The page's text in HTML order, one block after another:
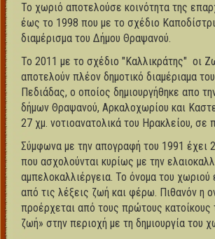
Το χωριό αποτελούσε κοινότητα της
έως το 1998 που με το σχέδιο
διαμέρισμα του Δήμου Θραψανού.
Το 2011 με το σχέδιο "Καλλικράτης" οι
αποτελούν πλέον δημοτικό διαμέριαμα
Πεδιάδας, ο οποίος δημιουργήθηκε απο
δήμων Θραψανού, Αρκαλοχωρίου και
27 χμ. νοτιοανατολικά του Ηρακλείου, σε
Σύμφωνα με την απογραφή του 1991 έχει
που ασχολούνται κυρίως με την
αμπελοκαλλιέργεια. Το όνομα του χωριού
από τις λέξεις ζωή και φέρω. Πιθανόν η
προέρχεται από τους πρώτους
ζωή» στην περιοχή με τη δημιουργία του